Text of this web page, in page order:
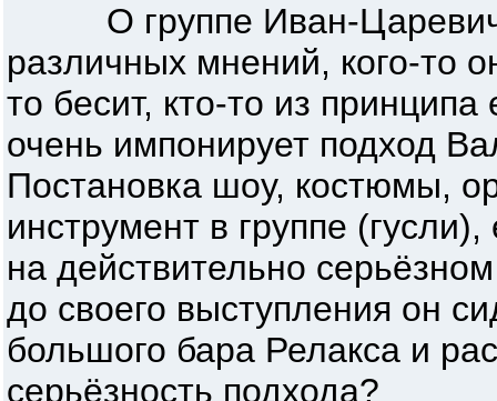
О группе Иван-Царевич
различных мнений, кого-то
то бесит, кто-то из
очень импонирует подход
Постановка шоу, костюмы,
инструмент в группе
на действительно
до своего выступления он
большого бара Релакса и
серьёзность подхода?